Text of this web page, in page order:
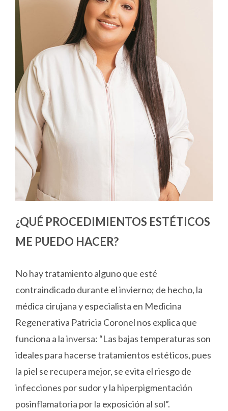
¿QUÉ PROCEDIMIENTOS ESTÉTICOS
ME PUEDO HACER?
No hay tratamiento alguno que esté
contraindicado durante el invierno; de hecho, la
médica cirujana y especialista en Medicina
Regenerativa Patricia Coronel nos explica que
funciona a la inversa: “Las bajas temperaturas son
ideales para hacerse tratamientos estéticos, pues
la piel se recupera mejor, se evita el riesgo de
infecciones por sudor y la hiperpigmentación
posinflamatoria por la exposición al sol”.